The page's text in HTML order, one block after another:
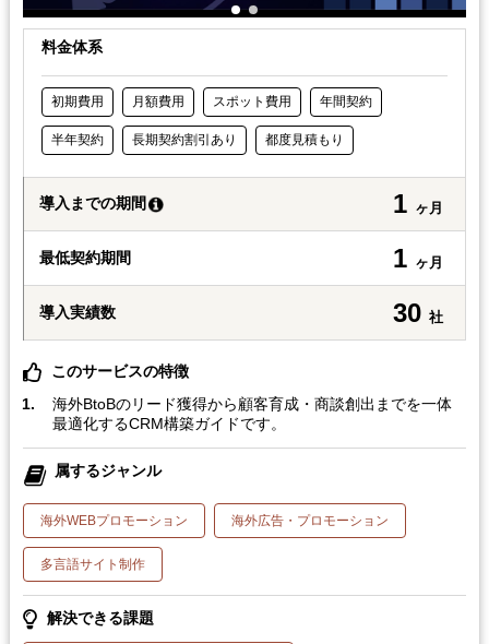
料金体系
初期費用 月額費用 スポット費用 年間契約
半年契約 長期契約割引あり 都度見積もり
導入までの期間 1 ヶ月
最低契約期間 1 ヶ月
導入実績数 30 社
このサービスの特徴
海外BtoBのリード獲得から顧客育成・商談創出までを一体
最適化するCRM構築ガイドです。
属するジャンル
海外WEBプロモーション 海外広告・プロモーション
多言語サイト制作
解決できる課題